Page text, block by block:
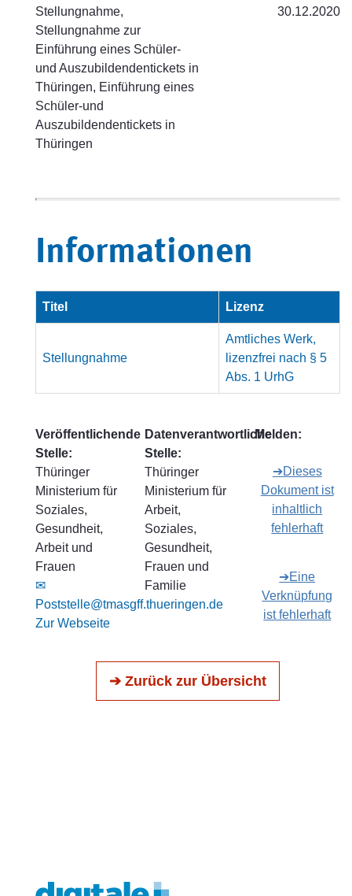
Stellungnahme,
Stellungnahme zur
Einführung eines Schüler-
und Auszubildendentickets in
Thüringen, Einführung eines
Schüler-und
Auszubildendentickets in
Thüringen
30.12.2020
Informationen
Titel Lizenz
Stellungnahme
Amtliches Werk,
lizenzfrei nach § 5
Abs. 1 UrhG
Veröffentlichende
Stelle:
Thüringer
Ministerium für
Soziales,
Gesundheit,
Arbeit und
Frauen
✉
Poststelle@tmasgff.thueringen.de
Zur Webseite
Datenverantwortliche
Stelle:
Thüringer
Ministerium für
Arbeit,
Soziales,
Gesundheit,
Frauen und
Familie
Melden:
➔Dieses
Dokument ist
inhaltlich
fehlerhaft
➔Eine
Verknüpfung
ist fehlerhaft
➔ Zurück zur Übersicht